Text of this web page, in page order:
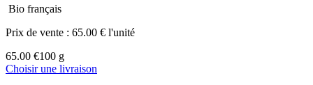
Bio français
Prix de vente : 65.00 € l'unité
65.00 €100 g
Choisir une livraison